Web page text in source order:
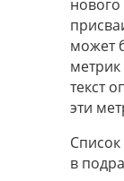
нового
может
текст
эти
в